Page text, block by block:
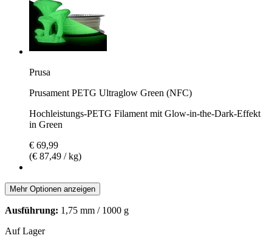
Prusa
Prusament PETG Ultraglow Green (NFC)
Hochleistungs-PETG Filament mit Glow-in-the-Dark-Effekt
in Green
€ 69,99
(€ 87,49 / kg)
Mehr Optionen anzeigen
Ausführung: 1,75 mm / 1000 g
Auf Lager